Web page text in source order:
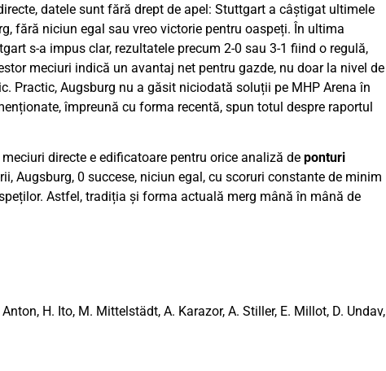
datele sunt fără drept de apel: Stuttgart a câștigat ultimele
fără niciun egal sau vreo victorie pentru oaspeți. În ultima
s-a impus clar, rezultatele precum 2-0 sau 3-1 fiind o regulă,
meciuri indică un avantaj net pentru gazde, nu doar la nivel de
Practic, Augsburg nu a găsit niciodată soluții pe MHP Arena în
împreună cu forma recentă, spun totul despre raportul
directe e edificatoare pentru orice analiză de ponturi
Augsburg, 0 succese, niciun egal, cu scoruri constante de minim
Astfel, tradiția și forma actuală merg mână în mână de
H. Ito, M. Mittelstädt, A. Karazor, A. Stiller, E. Millot, D. Undav,